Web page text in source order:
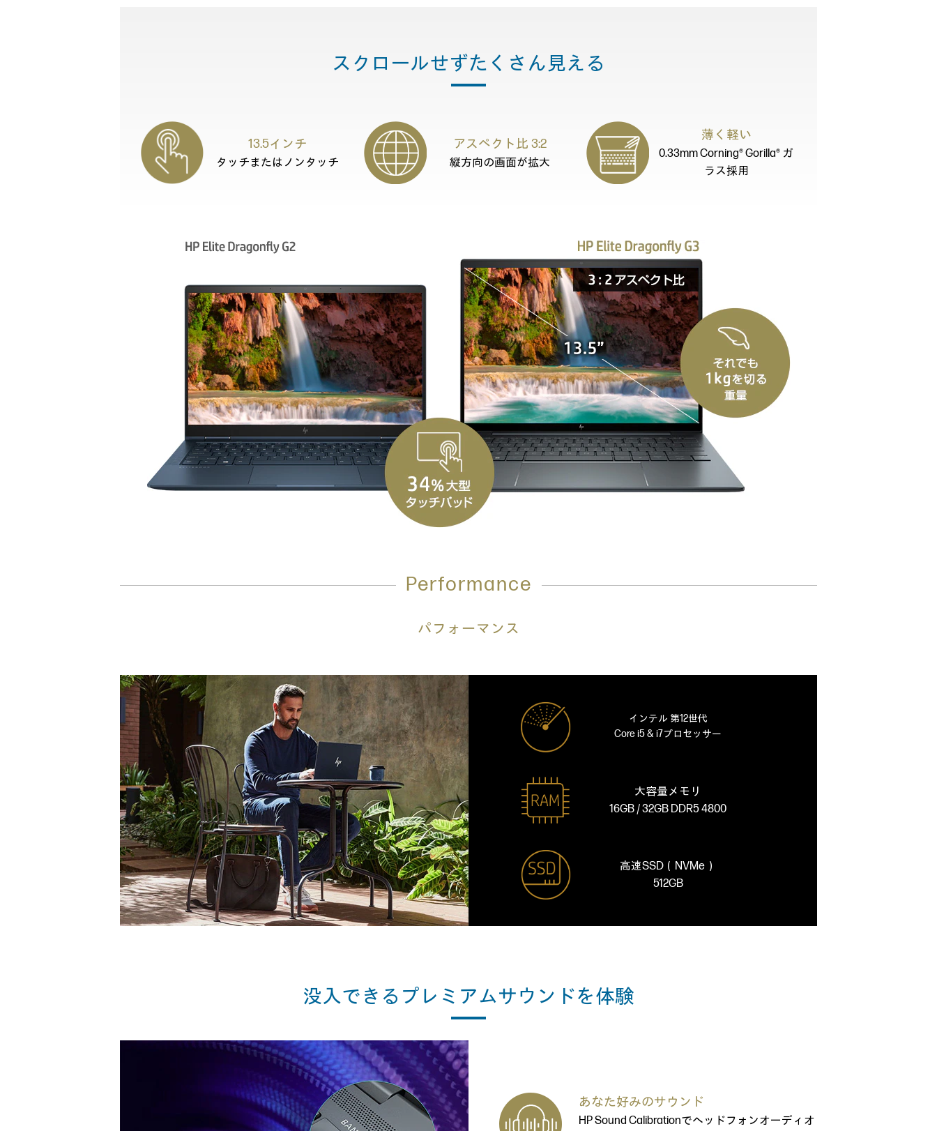
スクロールせずたくさん見える
13.5インチ
タッチまたはノンタッチ
アスペクト比 3:2
縦方向の画面が拡大
薄く軽い
0.33mm Corning® Gorilla® ガ
ラス採用
Performance
パフォーマンス
インテル 第12世代
Core i5 & i7プロセッサー
大容量メモリ
16GB / 32GB DDR5 4800
高速SSD（NVMe）
512GB
没入できる プレミアムサウンドを体験
あなた好みのサウンド
HP Sound Calibrationでヘッドフォンオーディオ